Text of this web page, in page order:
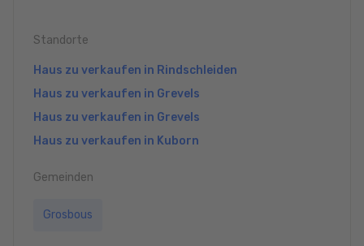
Standorte
Haus zu verkaufen in Rindschleiden
Haus zu verkaufen in Grevels
Haus zu verkaufen in Grevels
Haus zu verkaufen in Kuborn
Gemeinden
Grosbous